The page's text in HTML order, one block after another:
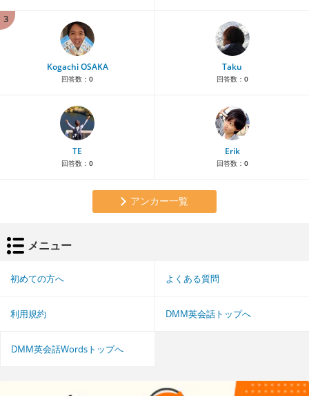
3
Kogachi OSAKA
回答数： 0
Taku
回答数： 0
TE
回答数： 0
Erik
回答数： 0
アンカー一覧
メニュー
初めての方へ よくある質問
利用規約 DMM英会話トップへ
DMM英会話Wordsトップへ